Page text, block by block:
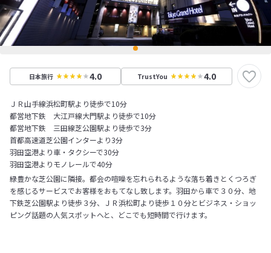
日本旅行 4.0 TrustYou 4.0
ＪＲ山手線浜松町駅より徒歩で10分
都営地下鉄 大江戸線大門駅より徒歩で10分
都営地下鉄 三田線芝公園駅より徒歩で3分
首都高速道芝公園インターより3分
羽田空港より車・タクシーで30分
羽田空港よりモノレールで40分
緑豊かな芝公園に隣接。都会の喧噪を忘れられるような落ち着きとくつろぎ
を感じるサービスでお客様をおもてなし致します。羽田から車で３０分、地
下鉄芝公園駅より徒歩３分、ＪＲ浜松町より徒歩１０分とビジネス・ショッ
ピング話題の人気スポットへと、どこでも短時間で行けます。